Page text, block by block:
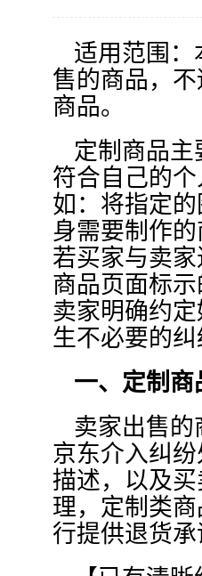
适用范围
售的商品，
商品。
定制商品
符合自己的
如：将指定
身需要制作
若买家与卖
商品页面标
卖家明确约
生不必要的
一、定制商
卖家出售
京东介入纠
描述，以及
理，定制类
行提供退货